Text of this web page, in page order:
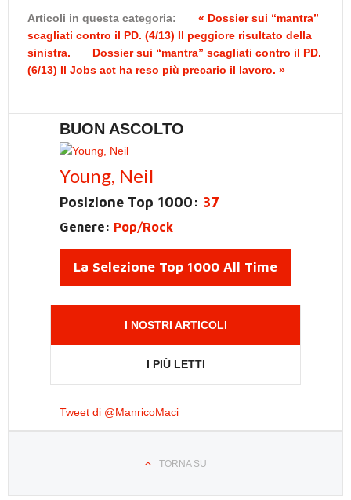
Articoli in questa categoria:
« Dossier sui “mantra”
scagliati contro il PD. (4/13) Il peggiore risultato della
sinistra.
Dossier sui “mantra” scagliati contro il PD.
(6/13) Il Jobs act ha reso più precario il lavoro. »
BUON ASCOLTO
Young, Neil
Posizione Top 1000: 37
Genere: Pop/Rock
La Selezione Top 1000 All Time
I NOSTRI ARTICOLI
I PIÙ LETTI
Tweet di @ManricoMaci
TORNA SU